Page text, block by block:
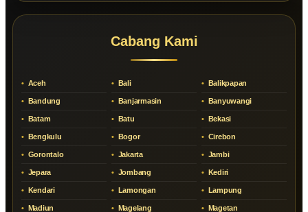
Cabang Kami
Aceh Bali Balikpapan
Bandung Banjarmasin Banyuwangi
Batam Batu Bekasi
Bengkulu Bogor Cirebon
Gorontalo Jakarta Jambi
Jepara Jombang Kediri
Kendari Lamongan Lampung
Madiun Magelang Magetan